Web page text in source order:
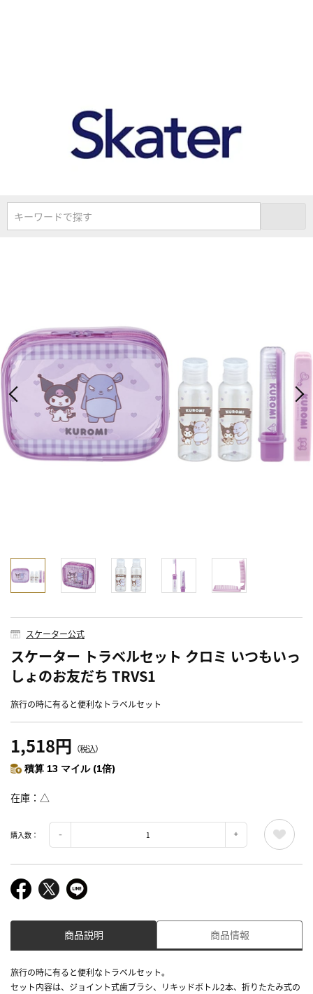
キーワードで探す
スケーター公式
スケーター トラベルセット クロミ いつもいっ
しょのお友だち TRVS1
旅行の時に有ると便利なトラベルセット
1,518円 （税込）
積算 13 マイル (1倍)
在庫 △
購入数：
商品説明 商品情報
旅行の時に有ると便利なトラベルセット。
セット内容は、ジョイント式歯ブラシ、リキッドボトル2本、折りたたみ式の